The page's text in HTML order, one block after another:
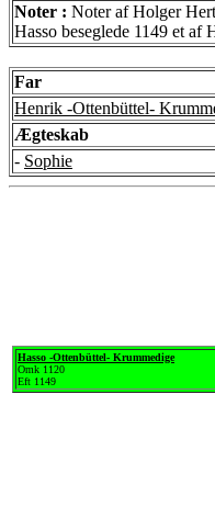
Noter : Noter af Holger
Hasso beseglede 1149 et
Far
Henrik -Ottenbüttel-
Ægteskab
- Sophie
Hasso -Ottenbüttel- Krummedige
Omk 1120
Eft 1149